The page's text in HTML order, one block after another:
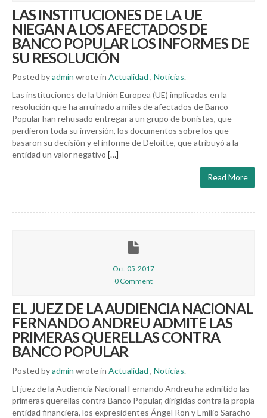
LAS INSTITUCIONES DE LA UE
NIEGAN A LOS AFECTADOS DE
BANCO POPULAR LOS INFORMES DE
SU RESOLUCIÓN
Posted byadmin wrote in Actualidad , Noticias.
Las instituciones de la Unión Europea (UE) implicadas en la
resolución que ha arruinado a miles de afectados de Banco
Popular han rehusado entregar a un grupo de bonistas, que
perdieron toda su inversión, los documentos sobre los que
basaron su decisión y el informe de Deloitte, que atribuyó a la
entidad un valor negativo […]
Read More
Oct-05-2017
0 Comment
EL JUEZ DE LA AUDIENCIA NACIONAL
FERNANDO ANDREU ADMITE LAS
PRIMERAS QUERELLAS CONTRA
BANCO POPULAR
Posted byadmin wrote in Actualidad , Noticias.
El juez de la Audiencia Nacional Fernando Andreu ha admitido las
primeras querellas contra Banco Popular, dirigidas contra la propia
entidad financiera, los expresidentes Ángel Ron y Emilio Saracho